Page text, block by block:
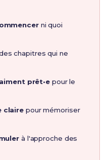
ni quoi
chapitres qui ne
prêt•e pour le
claire pour mémoriser
à l'approche des